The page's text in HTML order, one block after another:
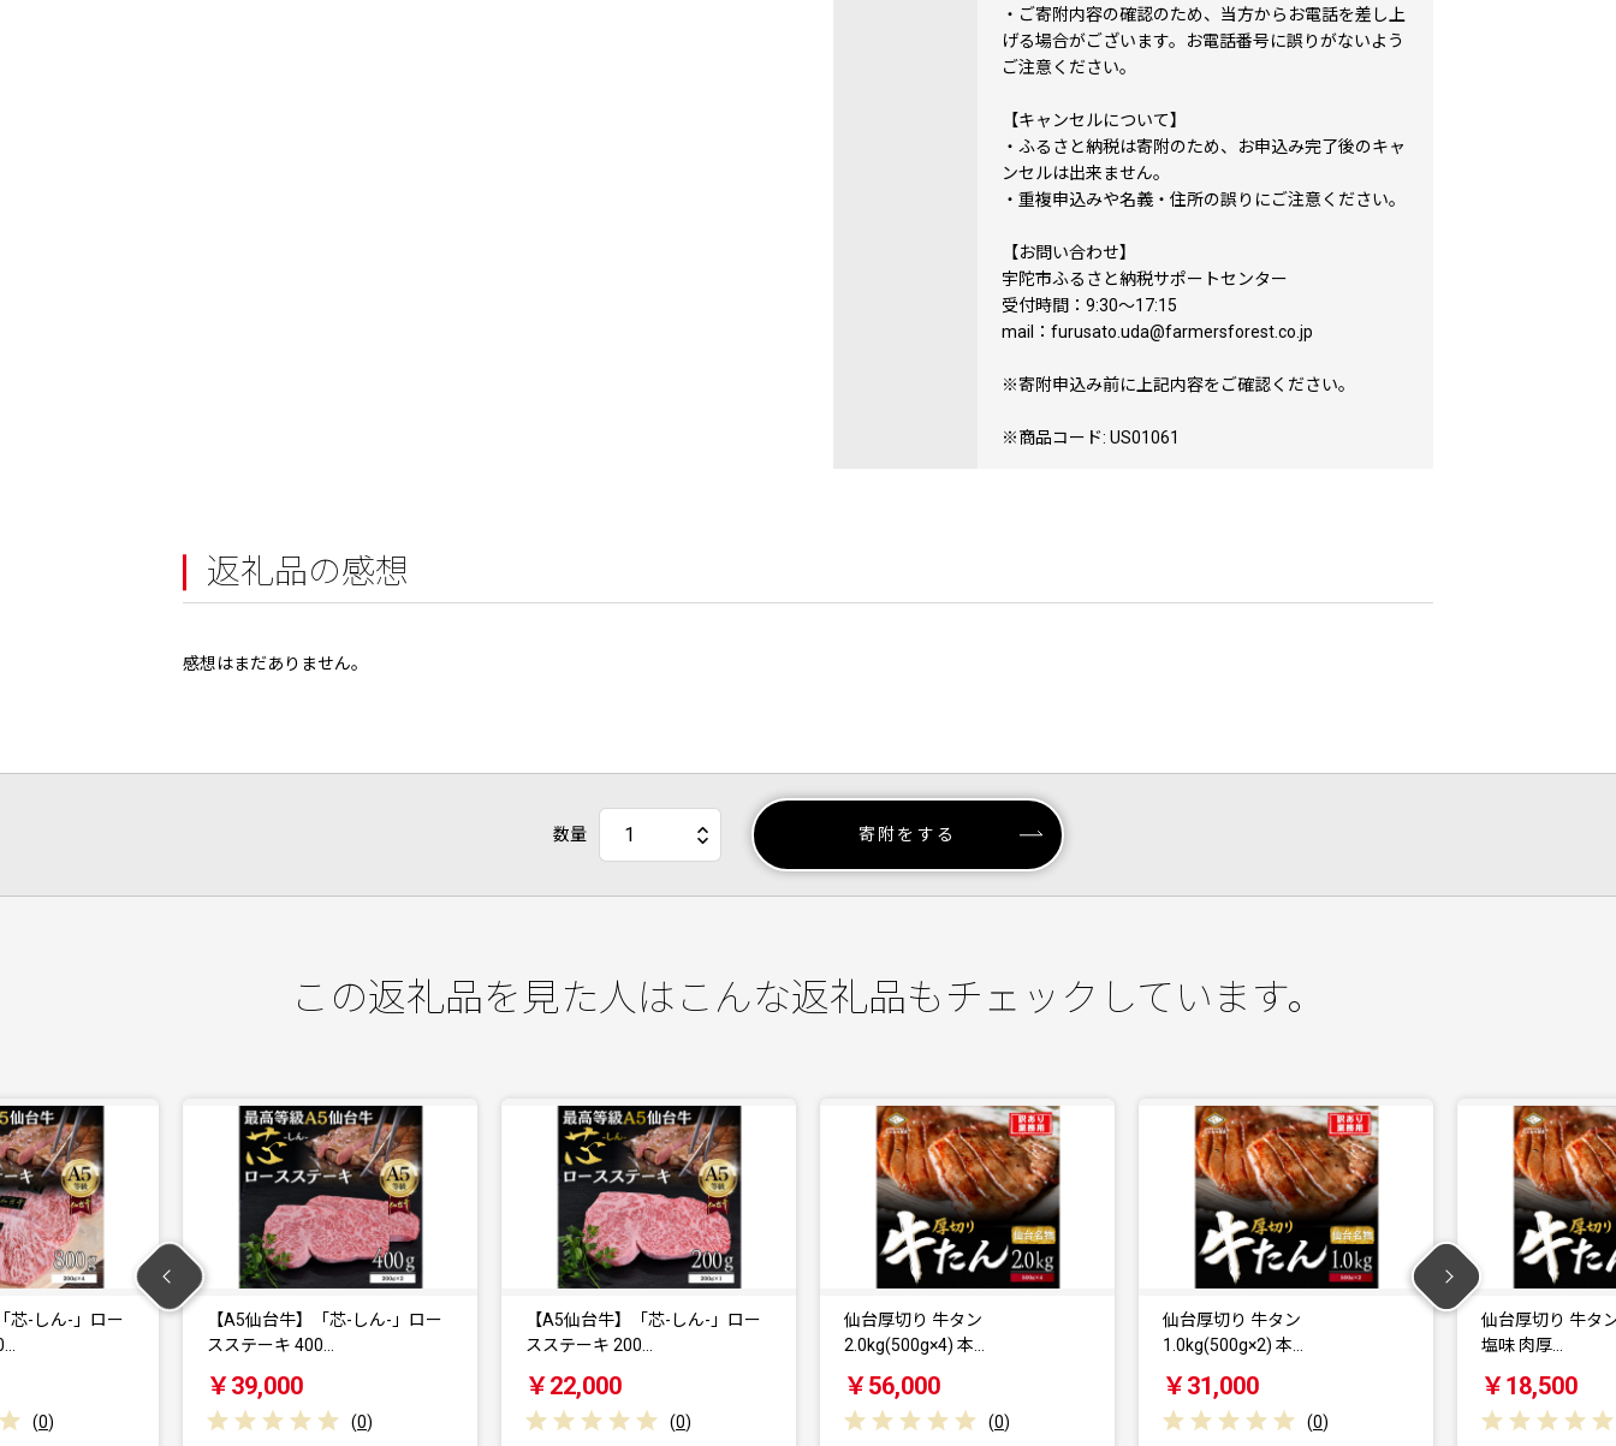
・ご寄附内容の確認のため、当方からお電話を差し上
げる場合がございます。お電話番号に誤りがないよう
ご注意ください。
【キャンセルについて】
・ふるさと納税は寄附のため、お申込み完了後のキャ
ンセルは出来ません。
・重複申込みや名義・住所の誤りにご注意ください。
【お問い合わせ】
宇陀市ふるさと納税サポートセンター
受付時間：9:30～17:15
mail：furusato.uda@farmersforest.co.jp
※寄附申込み前に上記内容をご確認ください。
※商品コード: US01061
返礼品の感想
感想はまだありません。
数量 寄附をする
この返礼品を見た人はこんな返礼品もチェックしています。
芯-しん-」ロー
(0)
【A5仙台牛】「芯-しん-」ロー
スステーキ 400…
￥39,000
(0)
【A5仙台牛】「芯-しん-」ロー
スステーキ 200…
￥22,000
(0)
仙台厚切り 牛タン
2.0kg(500g×4) 本…
￥56,000
(0)
仙台厚切り 牛タン
1.0kg(500g×2) 本…
￥31,000
(0)
仙台厚切り 牛タ
塩味 肉厚…
￥18,500